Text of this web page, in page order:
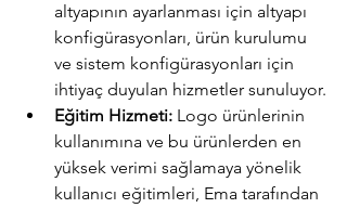
altyapının ayarlanması için altyapı
konfigürasyonları, ürün kurulumu
ve sistem konfigürasyonları için
ihtiyaç duyulan hizmetler sunuluyor.
Eğitim Hizmeti: Logo ürünlerinin
kullanımına ve bu ürünlerden en
yüksek verimi sağlamaya yönelik
kullanıcı eğitimleri, Ema tarafından